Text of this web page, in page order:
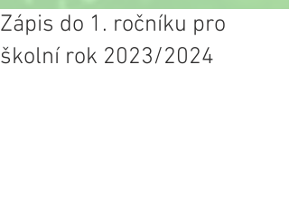
Zápis do 1. ročníku pro
školní rok 2023/2024